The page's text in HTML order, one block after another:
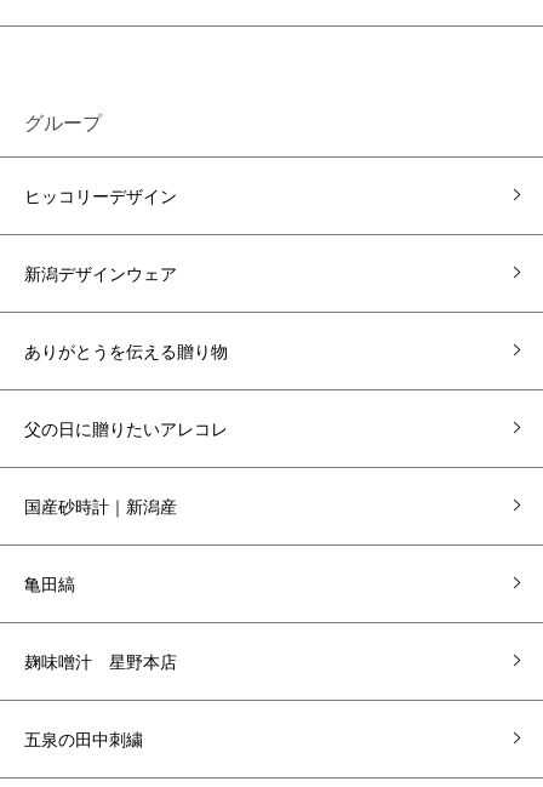
グループ
ヒッコリーデザイン
新潟デザインウェア
ありがとうを伝える贈り物
父の日に贈りたいアレコレ
国産砂時計｜新潟産
亀田縞
麹味噌汁 星野本店
五泉の田中刺繍